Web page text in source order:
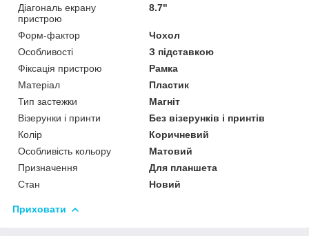
Діагональ екрану
пристрою
8.7"
Форм-фактор
Чохол
Особливості
З підставкою
Фіксація пристрою
Рамка
Матеріал
Пластик
Тип застежки
Магніт
Візерунки і принти
Без візерунків і принтів
Колір
Коричневий
Особливість кольору
Матовий
Призначення
Для планшета
Стан
Новий
Приховати